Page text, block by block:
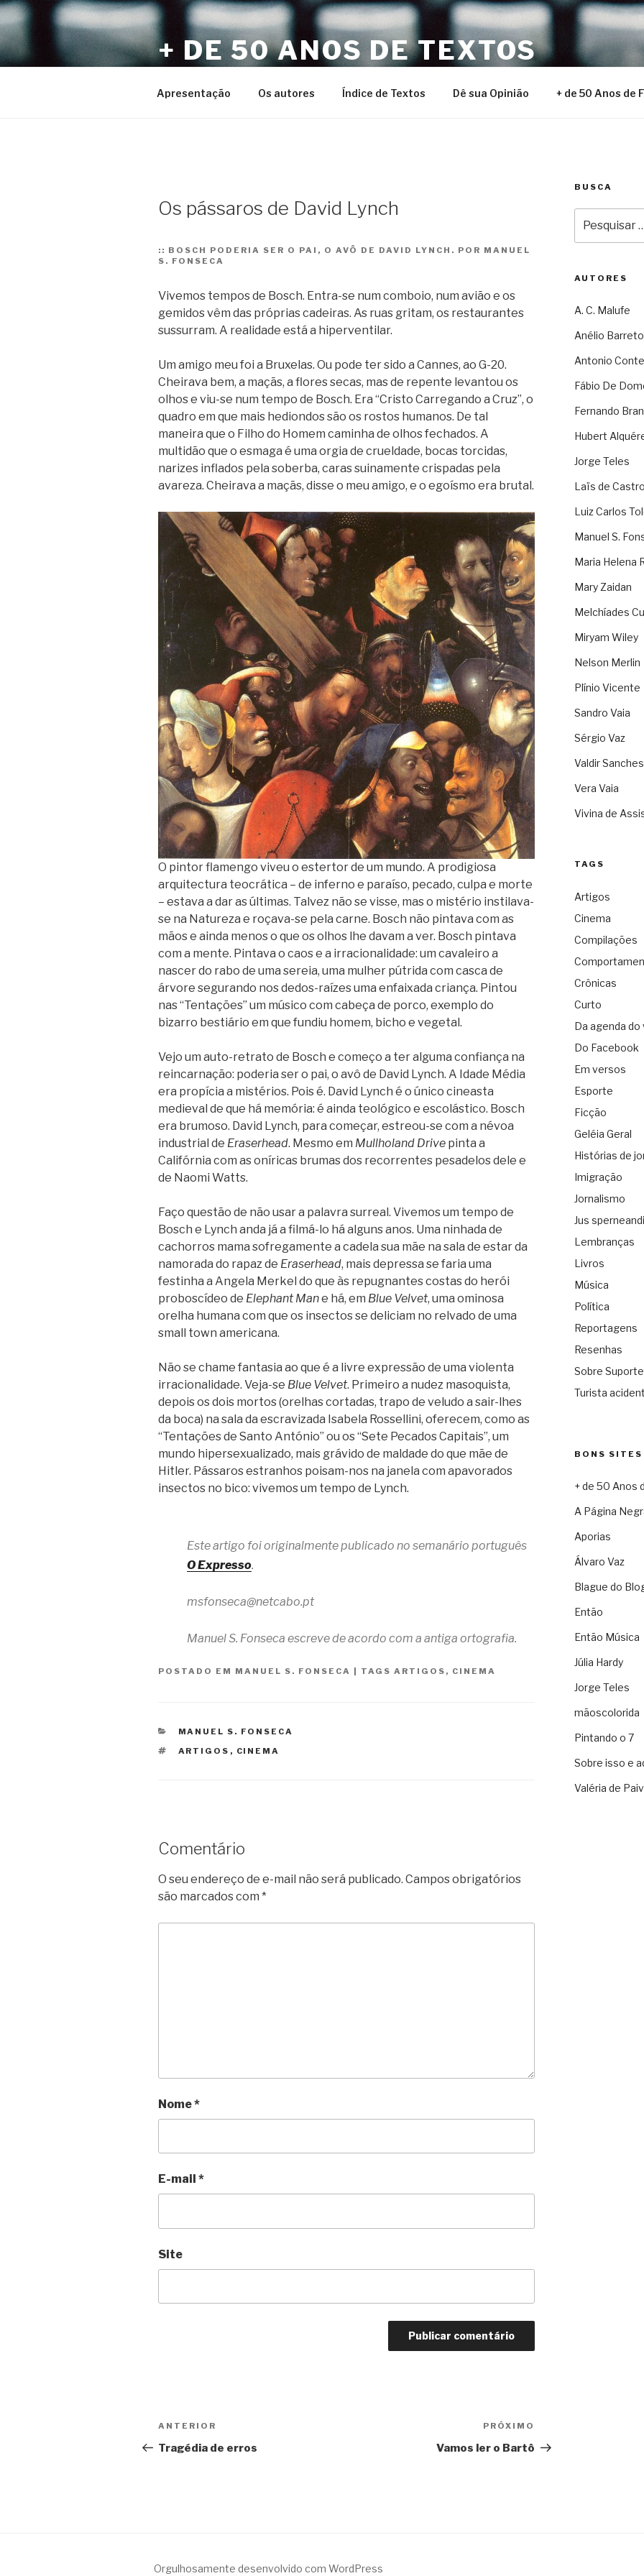
Pular
para
o
conteúdo
+ DE 50 ANOS DE TEXTOS
Apresentação Os autores Índice de Textos Dê sua Opinião + de 50 Anos de
Os pássaros de David Lynch
:: BOSCH PODERIA SER O PAI, O AVÔ DE DAVID LYNCH. POR MANUEL
S. FONSECA
Vivemos tempos de Bosch. Entra-se num comboio, num avião e os
gemidos vêm das próprias cadeiras. As ruas gritam, os restaurantes
sussurram. A realidade está a hiperventilar.
Um amigo meu foi a Bruxelas. Ou pode ter sido a Cannes, ao G-20.
Cheirava bem, a maçãs, a flores secas, mas de repente levantou os
olhos e viu-se num tempo de Bosch. Era “Cristo Carregando a Cruz”, o
quadro em que mais hediondos são os rostos humanos. De tal
maneira que o Filho do Homem caminha de olhos fechados. A
multidão que o esmaga é uma orgia de crueldade, bocas torcidas,
narizes inflados pela soberba, caras suinamente crispadas pela
avareza. Cheirava a maçãs, disse o meu amigo, e o egoísmo era brutal.
O pintor flamengo viveu o estertor de um mundo. A prodigiosa
arquitectura teocrática – de inferno e paraíso, pecado, culpa e morte
– estava a dar as últimas. Talvez não se visse, mas o mistério instilava-
se na Natureza e roçava-se pela carne. Bosch não pintava com as
mãos e ainda menos o que os olhos lhe davam a ver. Bosch pintava
com a mente. Pintava o caos e a irracionalidade: um cavaleiro a
nascer do rabo de uma sereia, uma mulher pútrida com casca de
árvore segurando nos dedos-raízes uma enfaixada criança. Pintou
nas “Tentações” um músico com cabeça de porco, exemplo do
bizarro bestiário em que fundiu homem, bicho e vegetal.
Vejo um auto-retrato de Bosch e começo a ter alguma confiança na
reincarnação: poderia ser o pai, o avô de David Lynch. A Idade Média
era propícia a mistérios. Pois é. David Lynch é o único cineasta
medieval de que há memória: é ainda teológico e escolástico. Bosch
era brumoso. David Lynch, para começar, estreou-se com a névoa
industrial de Eraserhead. Mesmo em Mullholand Drive pinta a
Califórnia com as oníricas brumas dos recorrentes pesadelos dele e
de Naomi Watts.
Faço questão de não usar a palavra surreal. Vivemos um tempo de
Bosch e Lynch anda já a filmá-lo há alguns anos. Uma ninhada de
cachorros mama sofregamente a cadela sua mãe na sala de estar da
namorada do rapaz de Eraserhead, mais depressa se faria uma
festinha a Angela Merkel do que às repugnantes costas do herói
proboscídeo de Elephant Mane há, em Blue Velvet, uma ominosa
orelha humana com que os insectos se deliciam no relvado de uma
small town americana.
Não se chame fantasia ao que é a livre expressão de uma violenta
irracionalidade. Veja-se Blue Velvet. Primeiro a nudez masoquista,
depois os dois mortos (orelhas cortadas, trapo de veludo a sair-lhes
da boca) na sala da escravizada Isabela Rossellini, oferecem, como as
“Tentações de Santo António” ou os “Sete Pecados Capitais”, um
mundo hipersexualizado, mais grávido de maldade do que mãe de
Hitler. Pássaros estranhos poisam-nos na janela com apavorados
insectos no bico: vivemos um tempo de Lynch.
Este artigo foi originalmente publicado no semanário português
O Expresso.
msfonseca@netcabo.pt
Manuel S. Fonseca escreve de acordo com a antiga ortografia.
POSTADO EM MANUEL S. FONSECA TAGS ARTIGOS , CINEMA
CATEGORIAS
MANUEL S. FONSECA
TAGS
ARTIGOS , CINEMA
Comentário
O seu endereço de e-mail não será publicado. Campos obrigatórios
são marcados com *
Nome*
E-mail *
Site
Navegação
de
Anterior
ANTERIOR
Tragédia de erros
PRÓXIMO
Vamos ler o Bartô
BUSCA
por:
AUTORES
A. C. Malufe
Anélio Barreto
Antonio
Fábio De
Fernando
Hubert
Jorge Teles
Laïs de Castro
Luiz Carlos
Manuel S.
Maria Helena
Mary Zaidan
Melchíades
Miryam Wiley
Nelson Merlin
Plínio Vicente
Sandro Vaia
Sérgio Vaz
Valdir Sanches
Vera Vaia
Vivina de
TAGS
Artigos
Cinema
Compilações
Crônicas
Curto
Da agenda do
Do Facebook
Em versos
Esporte
Ficção
Geléia Geral
Histórias de
Imigração
Jornalismo
Jus sperneandi
Lembranças
Livros
Música
Política
Reportagens
Resenhas
Sobre
Turista
BONS SITES
+ de 50 Anos
A Página
Aporias
Álvaro Vaz
Blague do
Então
Então Música
Júlia Hardy
Jorge Teles
mãoscolorida
Pintando o 7
Sobre isso e
Valéria de
Orgulhosamente desenvolvido com WordPress